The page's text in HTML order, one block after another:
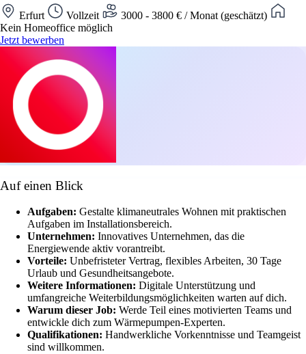
Erfurt Vollzeit
3000 - 3800 € / Monat (geschätzt)
Kein Homeoffice möglich
Jetzt bewerben
Auf einen Blick
Aufgaben: Gestalte klimaneutrales Wohnen mit praktischen
Aufgaben im Installationsbereich.
Unternehmen: Innovatives Unternehmen, das die
Energiewende aktiv vorantreibt.
Vorteile: Unbefristeter Vertrag, flexibles Arbeiten, 30 Tage
Urlaub und Gesundheitsangebote.
Weitere Informationen: Digitale Unterstützung und
umfangreiche Weiterbildungsmöglichkeiten warten auf dich.
Warum dieser Job: Werde Teil eines motivierten Teams und
entwickle dich zum Wärmepumpen-Experten.
Qualifikationen: Handwerkliche Vorkenntnisse und Teamgeist
sind willkommen.